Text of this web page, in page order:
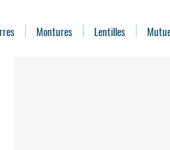
Montures Lentilles